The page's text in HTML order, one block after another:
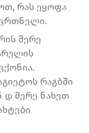
რას ეყოფა
მერე
რაგბში
დ მერე ნახეთ